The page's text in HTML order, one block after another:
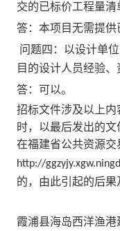
交的已标价工程量清
答：本项目无需提
问题四：以设计单
目的设计人员经验、
答：可以。
招标文件涉及以上
时，以最后发出的
在福建省公共资源
http://
的，由此引起的后果
霞浦县海岛西洋渔港